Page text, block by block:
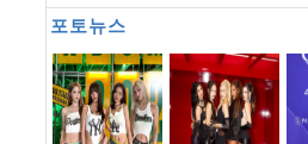
포토뉴스